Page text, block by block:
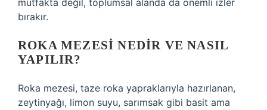
mutfakta değil, toplumsal alanda da önemli izler
bırakır.
ROKA MEZESI NEDIR VE NASIL
YAPILIR?
Roka mezesi, taze roka yapraklarıyla hazırlanan,
zeytinyağı, limon suyu, sarımsak gibi basit ama